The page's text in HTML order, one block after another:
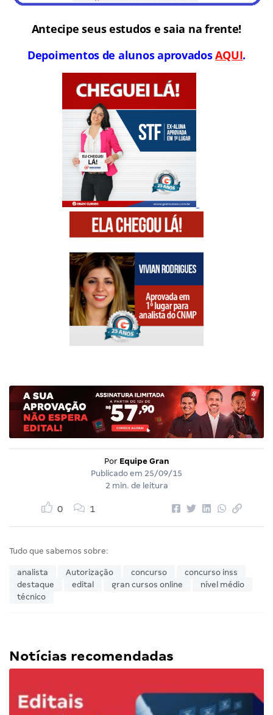
Antecipe seus estudos e saia na frente!
Depoimentos de alunos aprovadosAQUI.
Por Equipe Gran
Publicado em 25/09/15
2 min. de leitura
0 1
Tudo que sabemos sobre:
analista Autorização concurso
concurso inss
destaque
edital gran cursos online
nível médio
técnico
Notícias recomendadas